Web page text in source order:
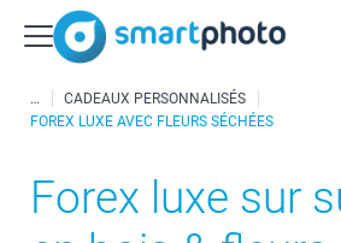
CADEAUX PERSONNALISÉS
FOREX LUXE AVEC FLEURS SÉCHÉES
Forex luxe sur